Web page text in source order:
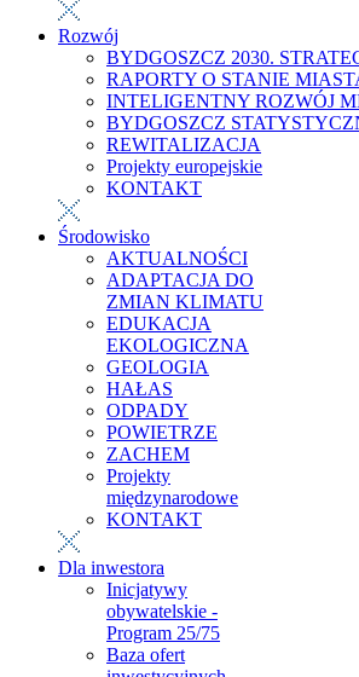
Rozwój
BYDGOSZCZ 2030.
RAPORTY O STANIE
INTELIGENTNY ROZWÓJ
BYDGOSZCZ
REWITALIZACJA
Projekty europejskie
KONTAKT
Środowisko
AKTUALNOŚCI
ADAPTACJA DO
ZMIAN KLIMATU
EDUKACJA
EKOLOGICZNA
GEOLOGIA
HAŁAS
ODPADY
POWIETRZE
ZACHEM
Projekty
międzynarodowe
KONTAKT
Dla inwestora
Inicjatywy
obywatelskie -
Program 25/75
Baza ofert